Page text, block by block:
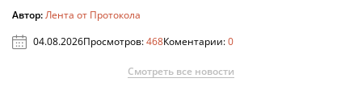
Автор:Лента от Протокола
04.08.2026Просмотров:468Коментарии:0
Смотреть все новости